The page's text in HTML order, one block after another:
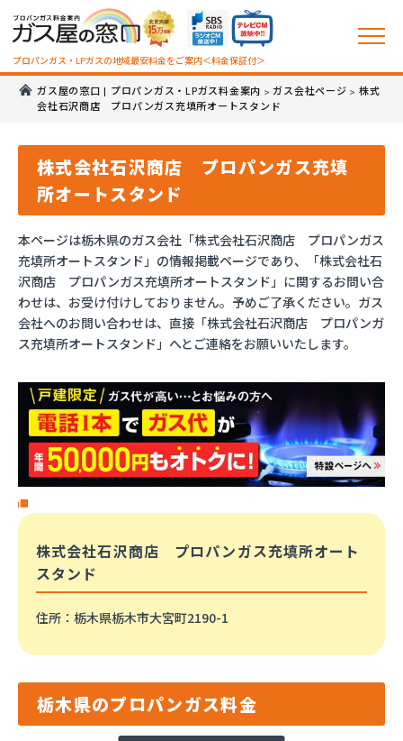
プロパンガス・LPガスの地域最安料金をご案内＜料金保証付＞
ガス屋の窓口 | プロパンガス・LPガス料金案内 >ガス会社ページ > 株式
会社石沢商店 プロパンガス充填所オートスタンド
株式会社石沢商店 プロパンガス充填
所オートスタンド
本ページは栃木県のガス会社「株式会社石沢商店 プロパンガス
充填所オートスタンド」の情報掲載ページであり、「株式会社石
沢商店 プロパンガス充填所オートスタンド」に関するお問い合
わせは、お受け付けしておりません。予めご了承ください。ガス
会社へのお問い合わせは、直接「株式会社石沢商店 プロパンガ
ス充填所オートスタンド」へとご連絡をお願いいたします。
株式会社石沢商店 プロパンガス充填所オート
スタンド
住所 ：栃木県栃木市大宮町2190-1
栃木県のプロパンガス料金